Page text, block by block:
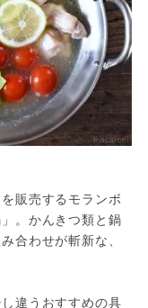
販売するモランボ
。かんきつ類と鍋
合わせが斬新な、
違うおすすめの具